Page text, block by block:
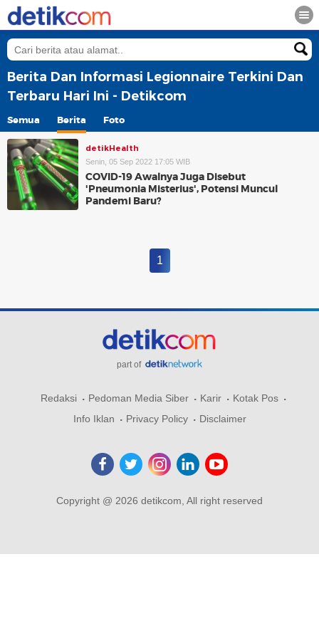
Berita Dan Informasi Legionnaire Terkini Dan
Terbaru Hari Ini - Detikcom
Semua Berita Foto
detikHealth
Senin, 05 Sep 2022 17:05 WIB
COVID-19 Awalnya Juga Disebut
'Pneumonia Misterius', Potensi Muncul
Pandemi Baru?
1
part of
Redaksi Pedoman Media Siber Karir
Kotak Pos
Info Iklan
Privacy Policy Disclaimer
Copyright @ 2026 detikcom, All right reserved